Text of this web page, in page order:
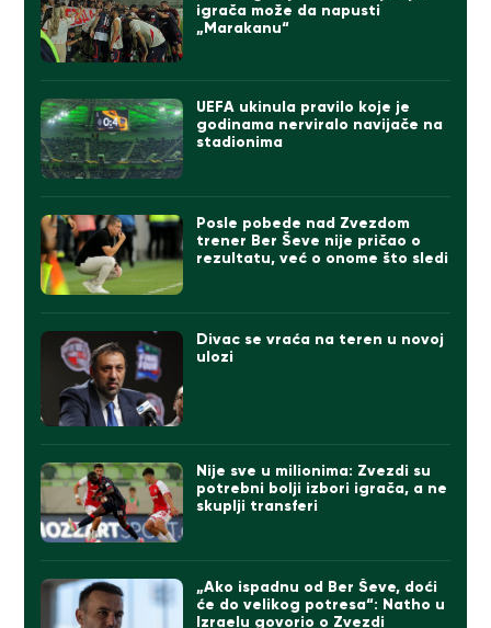
igrača može da napusti
„Marakanu“
UEFA ukinula pravilo koje je
godinama nerviralo navijače na
stadionima
Posle pobede nad Zvezdom
trener Ber Ševe nije pričao o
rezultatu, već o onome što sledi
Divac se vraća na teren u novoj
ulozi
Nije sve u milionima: Zvezdi su
potrebni bolji izbori igrača, a ne
skuplji transferi
„Ako ispadnu od Ber Ševe, doći
će do velikog potresa“: Natho u
Izraelu govorio o Zvezdi